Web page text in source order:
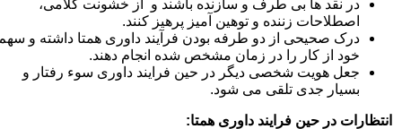
در نقد ها بی طرف و سازنده باشند و از خشونت کلامی،
اصطلاحات زننده و توهین آمیز پرهیز کنند.
درک صحیحی از دو طرفه بودن فرآیند داوری همتا داشته و سهم
خود از کار را در زمان مشخص شده انجام دهند.
جعل هویت شخصی دیگر در حین فرایند داوری سوء رفتار و
بسیار جدی تلقی می شود.
انتظارات در حین فرایند داوری همتا: